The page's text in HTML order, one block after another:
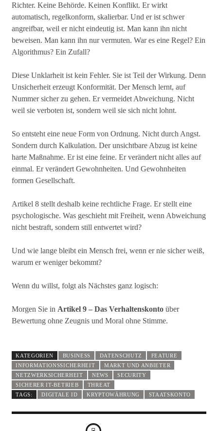
Richter. Keine Behörde. Keinen Konflikt. Er wirkt
automatisch, regelkonform, skalierbar. Und er ist schwer
angreifbar, weil er nicht eindeutig ist. Man kann ihn nicht
beweisen. Man kann ihn nur vermuten. War es eine Regel? Ein
Algorithmus? Ein Zufall?
Diese Unklarheit ist kein Fehler. Sie ist Teil der Wirkung. Denn
Unsicherheit erzeugt Konformität. Der Mensch lernt, auf
Nummer sicher zu gehen. Er vermeidet Abweichung. Nicht
weil sie verboten ist, sondern weil sie sich nicht lohnt.
So entsteht eine neue Form von Ordnung. Nicht durch Angst.
Sondern durch Kalkulation. Der unsichtbare Abzug ist keine
harte Maßnahme. Er ist eine feine. Er verändert nicht alles auf
einmal. Er verändert Gewohnheiten. Und Gewohnheiten
formen Gesellschaft.
Artikel 8 stellt deshalb keine rechtliche Frage. Er stellt eine
psychologische. Was geschieht mit Freiheit, wenn Abweichung
nicht bestraft, sondern still entwertet wird?
Und wie lange bleibt ein Mensch frei, wenn er nie sicher weiß,
warum er weniger bekommt?
Wenn du willst, folgt als Nächstes ganz logisch:
Morgen Sie in Artikel 9 – Das Verhaltenskonto über
Bewertung ohne Zeugnis und Moral ohne Stimme.
KATEGORIEN BUSINESS DATENSCHUTZ
FEATURE
INFORMATIONSSICHERHEIT
MARKT UND ANBIETER
NETZWERKSICHERHEIT
NEWS
SECURITY
SICHERER IT-BETRIEB
THREAT
TAGS:
DIGITALE ID KRYPTOWÄHRUNG STAATSKONTO